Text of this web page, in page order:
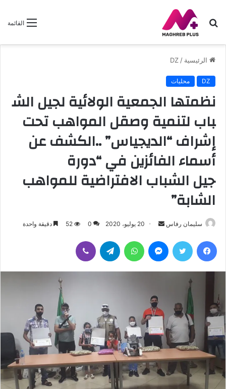
القائمة
بحث
عن
الرئيسية /
DZ
DZ محليات
نظمتها الجمعية الولائية لجيل الش
باب لتنمية وصقل المواهب تحت
إشراف “الديجياس” ..الكشف عن
أسماء الفائزين في “دورة
جيل الشباب الافتراضية للمواهب
الشابة”
سليمان رفاس
س
ل
ب
ي
د
إ
ل
ك
ت
20 يوليو، 2020 0
52 دقيقة واحدة